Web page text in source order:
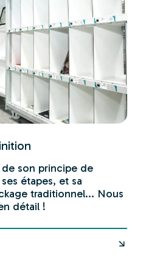
son principe de
étapes, et sa
traditionnel... Nous
détail !